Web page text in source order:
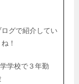
グで紹介してい
！
学校で３年勤